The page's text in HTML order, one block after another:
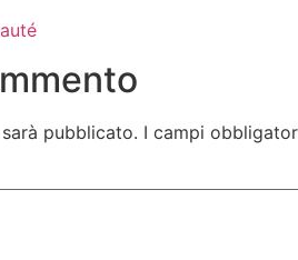
pubblicato. I campi